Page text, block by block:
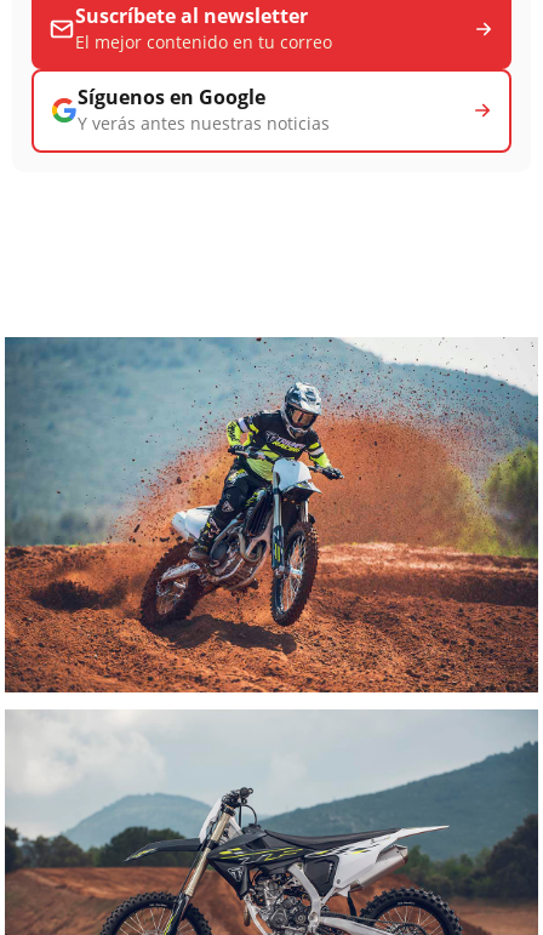
Suscríbete al newsletter
El mejor contenido en tu correo
Síguenos en Google
Y verás antes nuestras noticias